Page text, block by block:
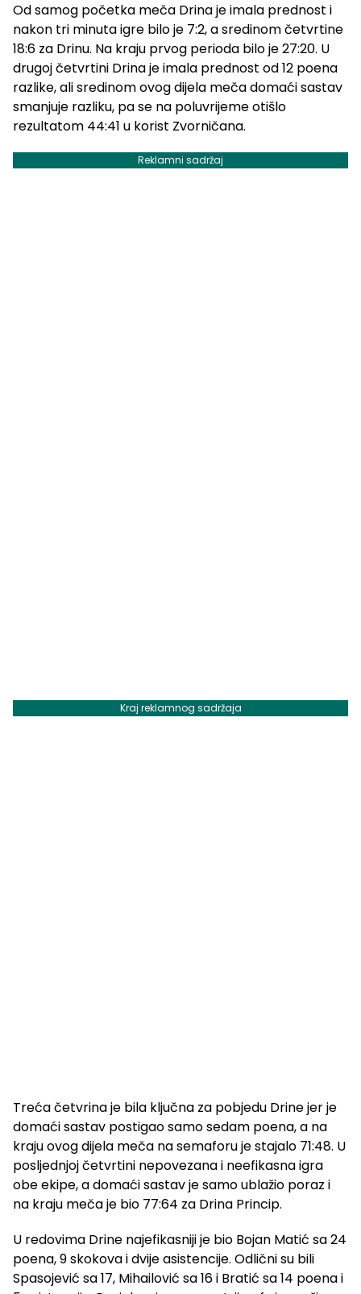
Od samog početka meča Drina je imala prednost i
nakon tri minuta igre bilo je 7:2, a sredinom četvrtine
18:6 za Drinu. Na kraju prvog perioda bilo je 27:20. U
drugoj četvrtini Drina je imala prednost od 12 poena
razlike, ali sredinom ovog dijela meča domaći sastav
smanjuje razliku, pa se na poluvrijeme otišlo
rezultatom 44:41 u korist Zvorničana.
Reklamni sadržaj
Kraj reklamnog sadržaja
Treća četvrina je bila ključna za pobjedu Drine jer je
domaći sastav postigao samo sedam poena, a na
kraju ovog dijela meča na semaforu je stajalo 71:48. U
posljednjoj četvrtini nepovezana i neefikasna igra
obe ekipe, a domaći sastav je samo ublažio poraz i
na kraju meča je bio 77:64 za Drina Princip.
U redovima Drine najefikasniji je bio Bojan Matić sa 24
poena, 9 skokova i dvije asistencije. Odlični su bili
Spasojević sa 17, Mihailović sa 16 i Bratić sa 14 poena i